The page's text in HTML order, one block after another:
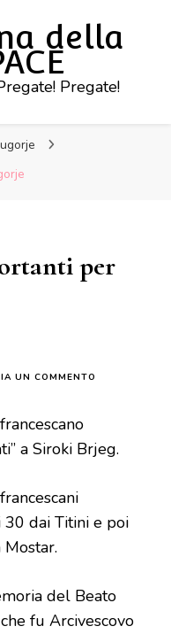
della
Pregate!
per
UN COMMENTO
PER
MEDJUGORJE
a Siroki Brjeg.
30 dai Titini e poi
del Beato
fu Arcivescovo